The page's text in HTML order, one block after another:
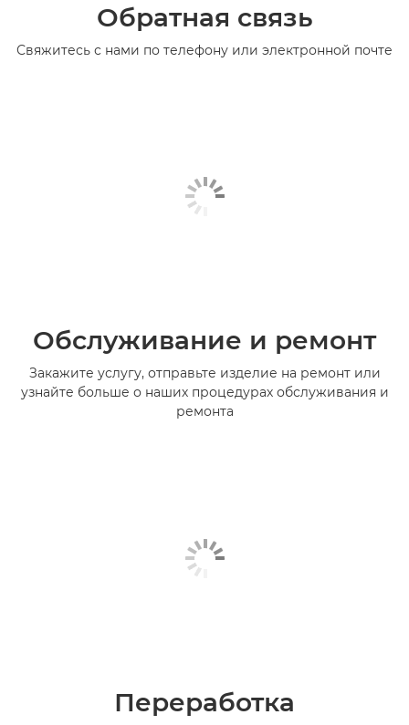
Обратная связь
Свяжитесь с нами по телефону или электронной почте
Обслуживание и ремонт
Закажите услугу, отправьте изделие на ремонт или
узнайте больше о наших процедурах обслуживания и
ремонта
Переработка